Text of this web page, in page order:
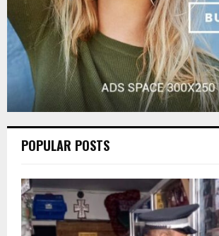
POPULAR POSTS